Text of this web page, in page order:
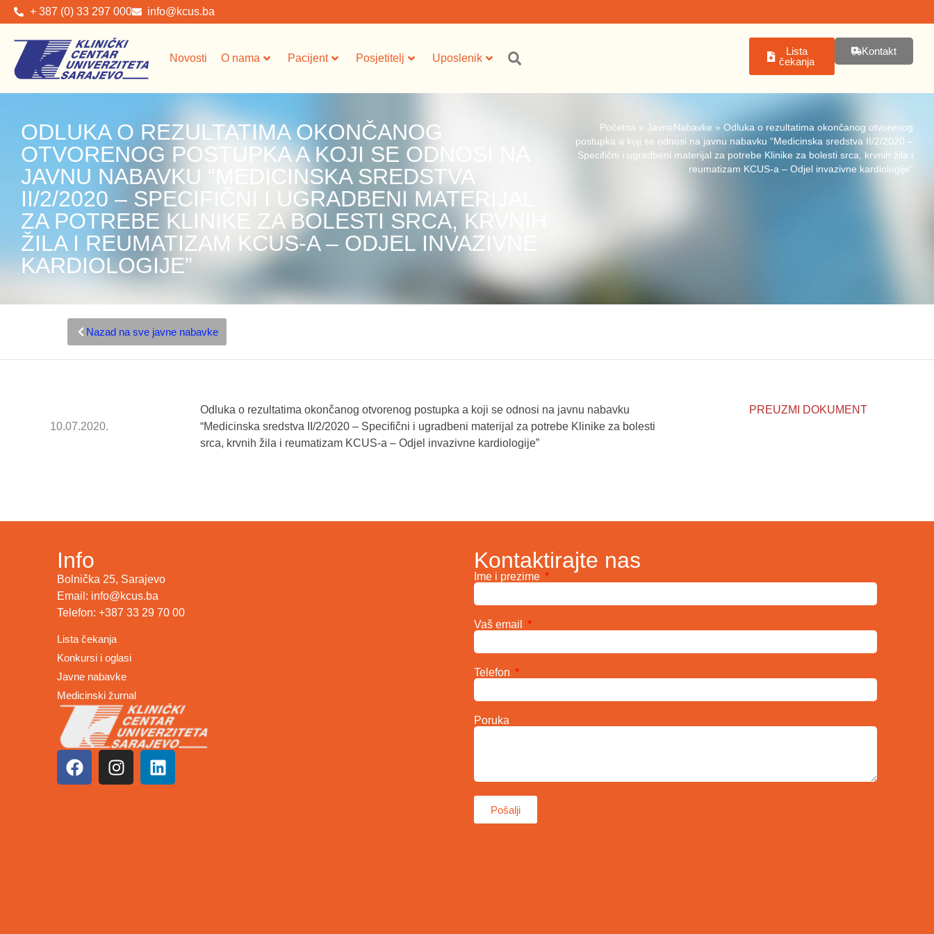
+ 387 (0) 33 297 000 info@kcus.ba
Novosti O nama Pacijent Posjetitelj Uposlenik
Lista
čekanja
Kontakt
ODLUKA O REZULTATIMA OKONČANOG
OTVORENOG POSTUPKA A KOJI SE ODNOSI NA
JAVNU NABAVKU “MEDICINSKA SREDSTVA
II/2/2020 – SPECIFIČNI I UGRADBENI MATERIJAL
ZA POTREBE KLINIKE ZA BOLESTI SRCA, KRVNIH
ŽILA I REUMATIZAM KCUS-A – ODJEL INVAZIVNE
KARDIOLOGIJE”
Početna » JavneNabavke » Odluka o rezultatima okončanog otvorenog
postupka a koji se odnosi na javnu nabavku “Medicinska sredstva II/2/2020 –
Specifični i ugradbeni materijal za potrebe Klinike za bolesti srca, krvnih žila i
reumatizam KCUS-a – Odjel invazivne kardiologije”
Nazad na sve javne nabavke
10.07.2020.
Odluka o rezultatima okončanog otvorenog postupka a koji se odnosi na javnu nabavku
“Medicinska sredstva II/2/2020 – Specifični i ugradbeni materijal za potrebe Klinike za bolesti
srca, krvnih žila i reumatizam KCUS-a – Odjel invazivne kardiologije”
PREUZMI DOKUMENT
Info
Bolnička 25, Sarajevo
Email: info@kcus.ba
Telefon: +387 33 29 70 00
Lista čekanja
Konkursi i oglasi
Javne nabavke
Medicinski žurnal
Kontaktirajte nas
Ime i prezime
Vaš email
Telefon
Poruka
Pošalji